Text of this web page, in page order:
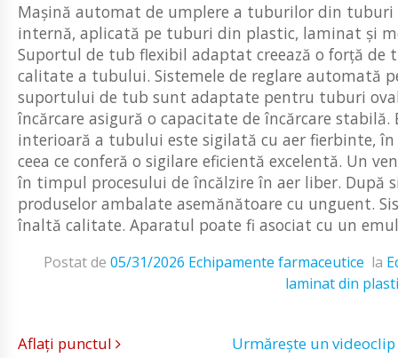
Mașină automat de umplere a tuburilor din
internă, aplicată pe tuburi din plastic, laminat și
Suportul de tub flexibil adaptat creează o forță de
calitate a tubului. Sistemele de reglare automată
suportului de tub sunt adaptate pentru tuburi
încărcare asigură o capacitate de încărcare stabilă.
interioară a tubului este sigilată cu aer fierbinte,
ceea ce conferă o sigilare eficientă excelentă. Un
în timpul procesului de încălzire în aer liber. După
produselor ambalate asemănătoare cu unguent.
înaltă calitate. Aparatul poate fi asociat cu un
Postat de 05/31/2026 Echipamente farmaceutice la
laminat din
Aflați punctul
Urmărește un videoclip